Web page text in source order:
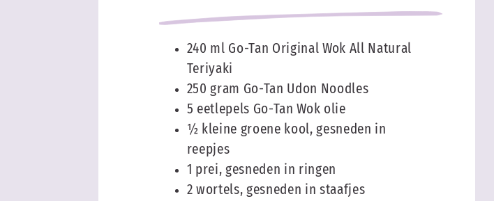
240 ml Go-Tan Original Wok All Natural
Teriyaki
250 gram Go-Tan Udon Noodles
5 eetlepels Go-Tan Wok olie
½ kleine groene kool, gesneden in
reepjes
1 prei, gesneden in ringen
2 wortels, gesneden in staafjes